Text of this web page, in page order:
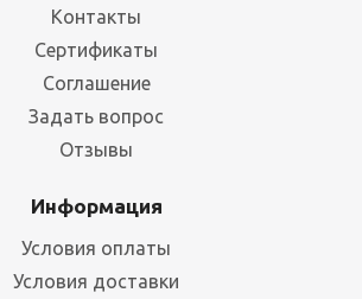
160/L 1845x1005 с металлическим
настилом
Контакты
Сертификаты
Соглашение
Задать вопрос
Отзывы
Информация
Условия оплаты
Условия доставки